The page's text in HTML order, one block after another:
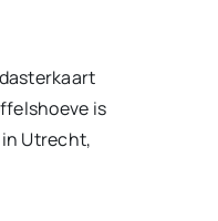
is
Utrecht,